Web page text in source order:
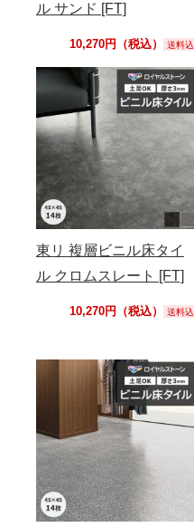
ル サンド [FT]
10,270円（税込） 送料込
東リ 複層ビニル床タイ
ル クロムスレート [FT]
10,270円（税込） 送料込